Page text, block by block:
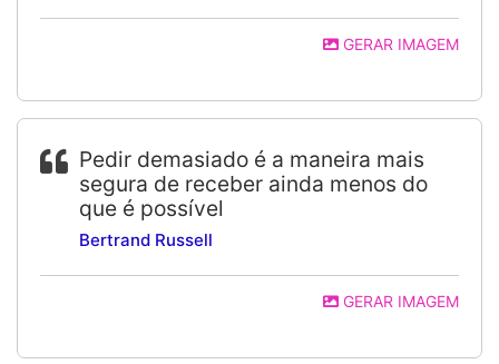
GERAR IMAGEM
Pedir demasiado é a maneira mais
segura de receber ainda menos do
que é possível
Bertrand Russell
GERAR IMAGEM